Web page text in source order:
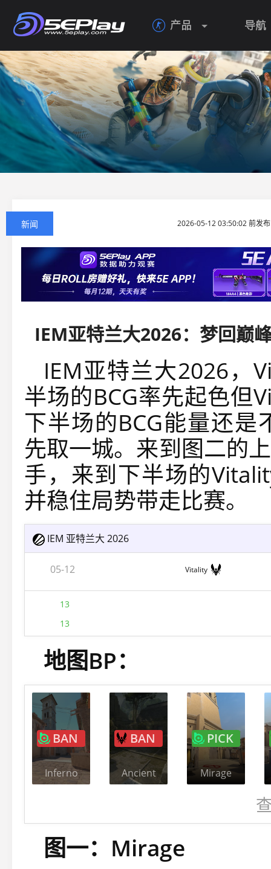
 产品 导航
新闻 2026-05-12 03:50:02 前发
IEM亚特兰大2026：梦回巅
IEM亚特兰大2026，
半场的BCG率先起色但
下半场的BCG能量还
先取一城。来到图二的
手，来到下半场的
并稳住局势带走比赛。
IEM 亚特兰大 2026
05-12 Vitality
13
13
地图BP：
BAN
Inferno
BAN
Ancient
PICK
Mirage
图一：Mirage